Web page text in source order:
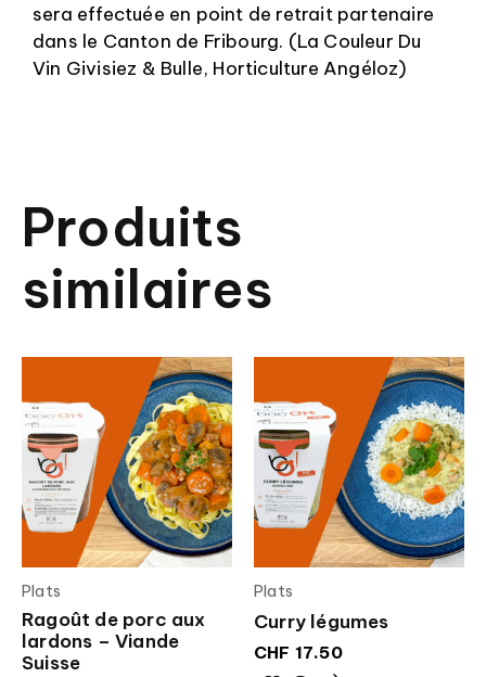
sera effectuée en point de retrait partenaire
dans le Canton de Fribourg. (La Couleur Du
Vin Givisiez & Bulle, Horticulture Angéloz)
Produits
similaires
Plats
Ragoût de porc aux
lardons – Viande
Suisse
Plats
Curry légumes
CHF 17.50